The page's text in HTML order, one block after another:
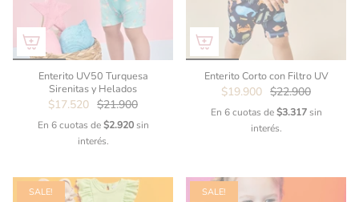
Enterito UV50 Turquesa
Sirenitas y Helados
$17.520 $21.900
En 6 cuotas de$2.920sin
interés.
Enterito Corto con Filtro UV
$19.900 $22.900
En 6 cuotas de$3.317sin
interés.
SALE! SALE!